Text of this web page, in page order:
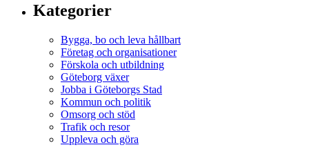
Kategorier
Bygga, bo och leva hållbart
Företag och organisationer
Förskola och utbildning
Göteborg växer
Jobba i Göteborgs Stad
Kommun och politik
Omsorg och stöd
Trafik och resor
Uppleva och göra